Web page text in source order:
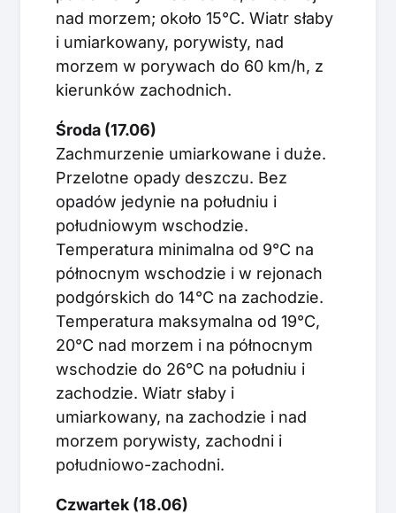
nad morzem; około 15°C. Wiatr słaby
i umiarkowany, porywisty, nad
morzem w porywach do 60 km/h, z
kierunków zachodnich.
Środa (17.06)
Zachmurzenie umiarkowane i duże.
Przelotne opady deszczu. Bez
opadów jedynie na południu i
południowym wschodzie.
Temperatura minimalna od 9°C na
północnym wschodzie i w rejonach
podgórskich do 14°C na zachodzie.
Temperatura maksymalna od 19°C,
20°C nad morzem i na północnym
wschodzie do 26°C na południu i
zachodzie. Wiatr słaby i
umiarkowany, na zachodzie i nad
morzem porywisty, zachodni i
południowo-zachodni.
Czwartek (18.06)